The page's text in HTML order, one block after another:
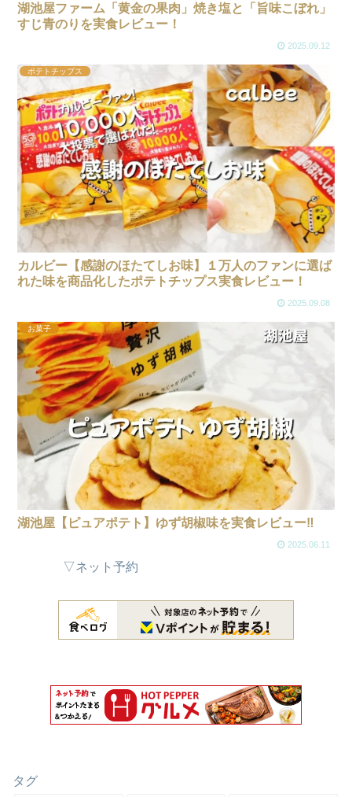
湖池屋ファーム「黄金の果肉」焼き塩と「旨味こぼれ」
すじ青のりを実食レビュー！
2025.09.12
ポテトチップス
カルビー【感謝のほたてしお味】１万人のファンに選ば
れた味を商品化したポテトチップス実食レビュー！
2025.09.08
お菓子
湖池屋【ピュアポテト】ゆず胡椒味を実食レビュー‼
2025.06.11
▽ネット予約
タグ